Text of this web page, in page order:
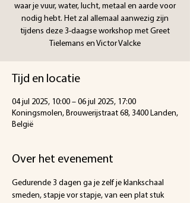
waar je vuur, water, lucht, metaal en aarde voor
nodig hebt. Het zal allemaal aanwezig zijn
tijdens deze 3-daagse workshop met Greet
Tielemans en Victor Valcke
Tijd en locatie
04 jul 2025, 10:00 – 06 jul 2025, 17:00
Koningsmolen, Brouwerijstraat 68, 3400 Landen,
België
Over het evenement
Gedurende 3 dagen ga je zelf je klankschaal
smeden, stapje vor stapje, van een plat stuk